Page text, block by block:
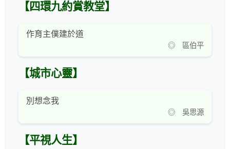
【四環九約賞教堂】
作育主僕建於道
◎ 區伯平
【城市心靈】
別想念我
◎ 吳思源
【平視人生】